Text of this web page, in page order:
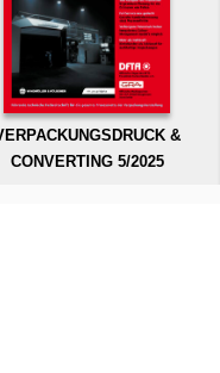
&
CONVERTING 5/2025